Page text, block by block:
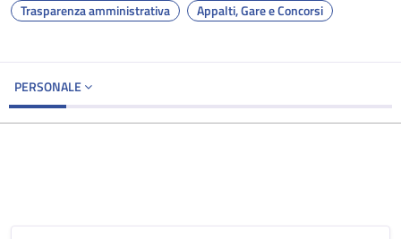
Trasparenza amministrativa Appalti, Gare e Concorsi
PERSONALE